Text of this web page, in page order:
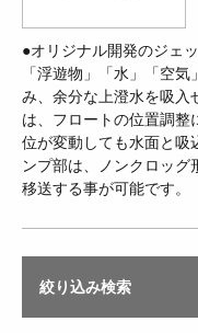
●オリジナル開発のジェ
「浮遊物」「水」「空
み、余分な上澄水を吸入
は、フロートの位置調整
位が変動しても水面と吸
ンプ部は、ノンクロッグ
移送する事が可能です。
絞り込み検索